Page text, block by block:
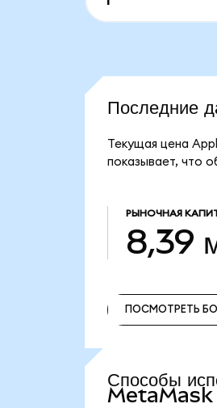
Последние
Текущая цена
показывает, что
РЫНОЧНАЯ
8,39
ПОСМОТРЕТЬ
Способы
MetaMask